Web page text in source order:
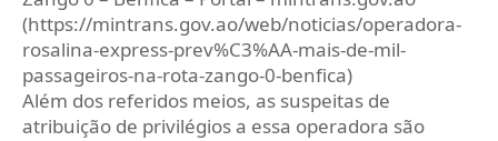
(https://mintrans.gov.ao/web/noticias/operadora-
rosalina-express-prev%C3%AA-mais-de-mil-
passageiros-na-rota-zango-0-benfica)
Além dos referidos meios, as suspeitas de
atribuição de privilégios a essa operadora são